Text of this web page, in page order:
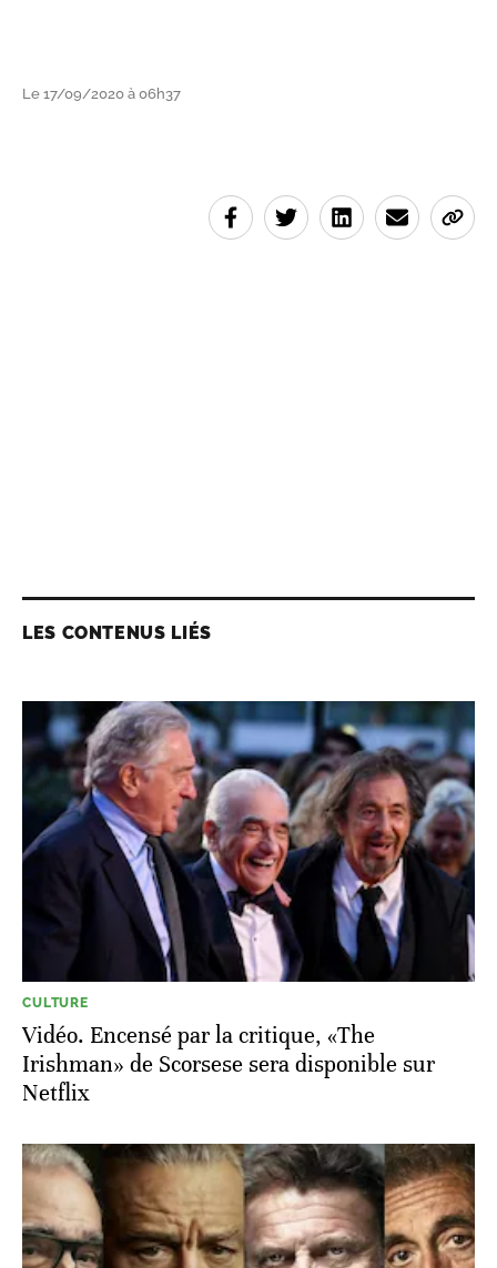
Le 17/09/2020 à 06h37
LES CONTENUS LIÉS
CULTURE
Vidéo. Encensé par la critique, «The
Irishman» de Scorsese sera disponible sur
Netflix